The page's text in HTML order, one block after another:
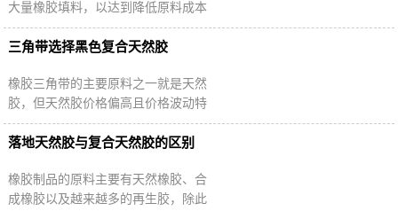
大量橡胶填料，以达到降低原料成本
的目的，但是这样做真的可以达成所
愿吗？天然胶制品如何降低生产成本
三角带选择黑色复合天然胶
橡胶三角带的主要原料之一就是天然
胶，但天然胶价格偏高且价格波动特
别大，因此沧州客户决定使用复合天
然胶来替代三角带中的天然胶部分。
落地天然胶与复合天然胶的区别
橡胶制品的原料主要有天然橡胶、合
成橡胶以及越来越多的再生胶，除此